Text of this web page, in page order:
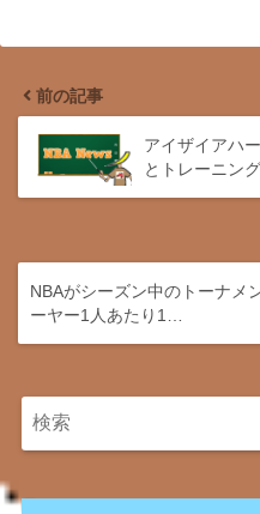
前の記事
アイザイアハ
とトレーニン
NBAがシーズン中のトーナメ
ーヤー1人あたり1…